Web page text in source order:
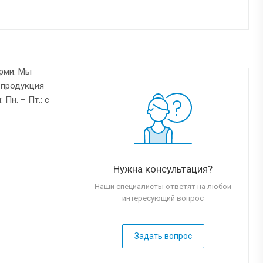
Мы
Пн. – Пт.: с
Нужна консультация?
Наши специалисты ответят на любой
интересующий вопрос
Задать вопрос